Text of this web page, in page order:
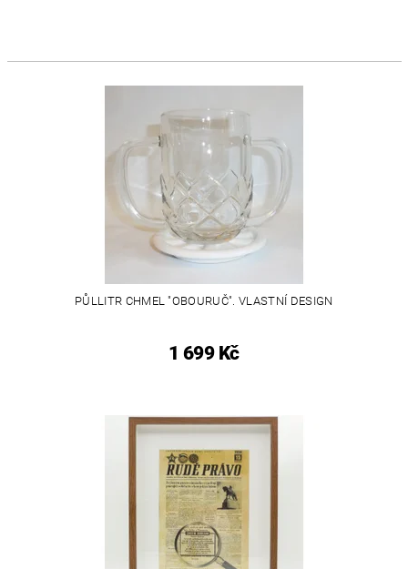
PŮLLITR CHMEL "OBOURUČ". VLASTNÍ DESIGN
1 699 Kč